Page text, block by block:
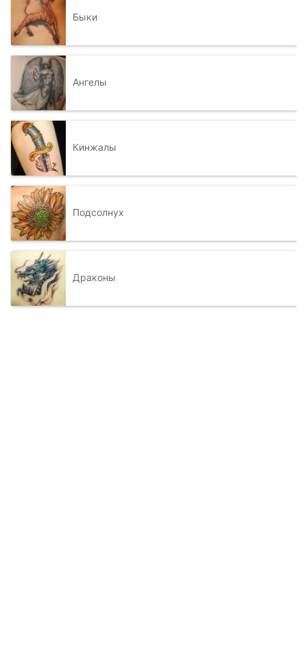
Быки
Ангелы
Кинжалы
Подсолнух
Драконы